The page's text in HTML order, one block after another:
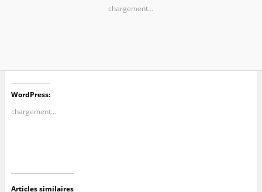
chargement…
WordPress:
chargement…
Articles similaires